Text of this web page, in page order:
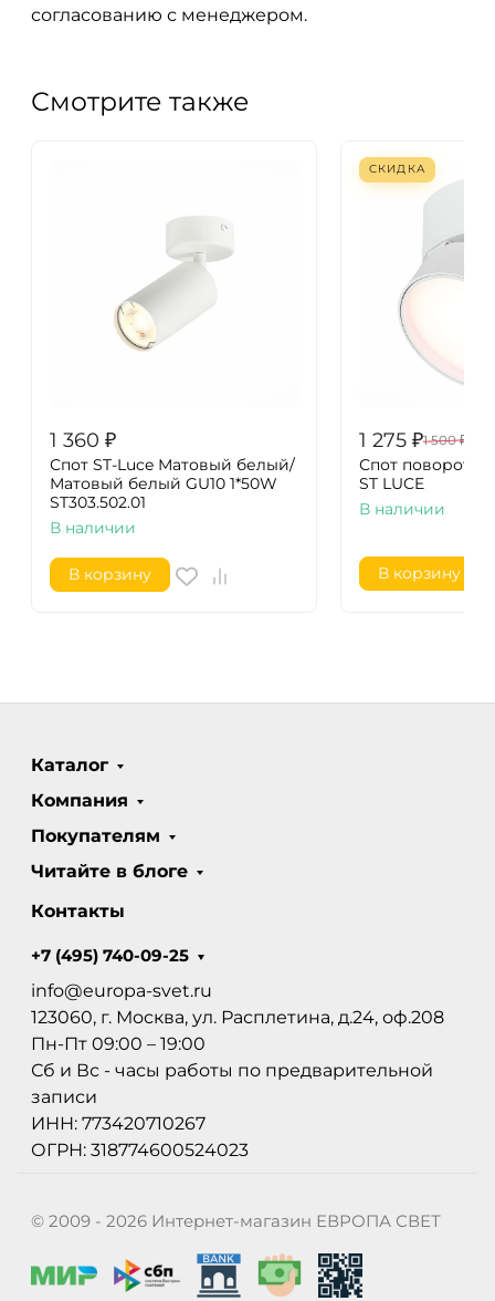
согласованию с менеджером.
Смотрите также
1 360 ₽
Спот ST-Luce Матовый белый/
Матовый белый GU10 1*50W
ST303.502.01
В наличии
В корзину
СКИДКА
1 275 ₽1 500 ₽
Спот
ST LUCE
В наличии
В корзину
Каталог
Компания
Покупателям
Читайте в блоге
Контакты
+7 (495) 740-09-25
info@europa-svet.ru
123060, г. Москва, ул. Расплетина, д.24, оф.208
Пн-Пт 09:00 – 19:00
Сб и Вс - часы работы по предварительной
записи
ИНН: 773420710267
ОГРН: 318774600524023
© 2009 - 2026 Интернет-магазин ЕВРОПА СВЕТ